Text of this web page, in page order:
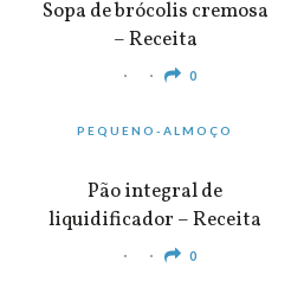
Sopa de brócolis cremosa
– Receita
0
PEQUENO-ALMOÇO
Pão integral de
liquidificador – Receita
0